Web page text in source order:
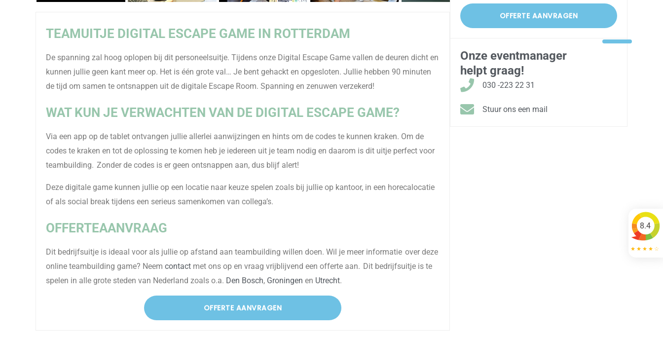
TEAMUITJE DIGITAL ESCAPE GAME IN ROTTERDAM
De spanning zal hoog oplopen bij dit personeelsuitje. Tijdens onze Digital Escape Game vallen de deuren dicht en
kunnen jullie geen kant meer op. Het is één grote val… Je bent gehackt en opgesloten. Jullie hebben 90 minuten
de tijd om samen te ontsnappen uit de digitale Escape Room. Spanning en zenuwen verzekerd!
WAT KUN JE VERWACHTEN VAN DE DIGITAL ESCAPE GAME?
Via een app op de tablet ontvangen jullie allerlei aanwijzingen en hints om de codes te kunnen kraken. Om de
codes te kraken en tot de oplossing te komen heb je iedereen uit je team nodig en daarom is dit uitje perfect voor
teambuilding. Zonder de codes is er geen ontsnappen aan, dus blijf alert!
Deze digitale game kunnen jullie op een locatie naar keuze spelen zoals bij jullie op kantoor, in een horecalocatie
of als social break tijdens een serieus samenkomen van collega’s.
OFFERTEAANVRAAG
Dit bedrijfsuitje is ideaal voor als jullie op afstand aan teambuilding willen doen. Wil je meer informatie over deze
online teambuilding game? Neem contact met ons op en vraag vrijblijvend een offerte aan. Dit bedrijfsuitje is te
spelen in alle grote steden van Nederland zoals o.a. Den Bosch, Groningen en Utrecht.
OFFERTE AANVRAGEN
OFFERTE AANVRAGEN
Onze eventmanager
helpt graag!
030 -223 22 31
Stuur ons een mail
8.4